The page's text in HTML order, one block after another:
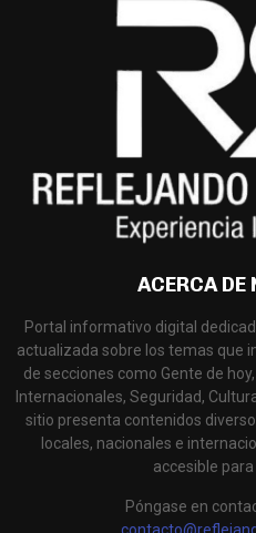
ACERCA DE
Portal informativo digital
actualizada sobre los temas que
de secciones como Gente de
Internacionales, Seguridad,
sitio presenta contenidos
locales, nacionales e
accesible para
Póngase en